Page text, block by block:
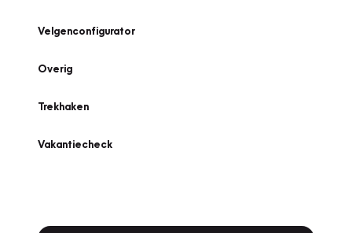
Velgenconfigurator
Overig
Trekhaken
Vakantiecheck